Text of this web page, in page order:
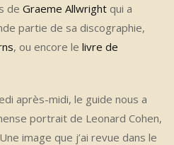
de Graeme Allwright qui a
partie de sa discographie,
, ou encore le livre de
après-midi, le guide nous a
portrait de Leonard Cohen,
image que j’ai revue dans le